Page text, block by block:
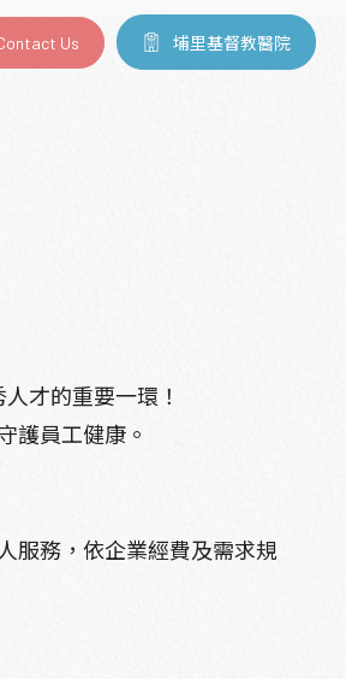
Us 埔里基督教醫院
才的重要一環！
護員工健康。
服務，依企業經費及需求規